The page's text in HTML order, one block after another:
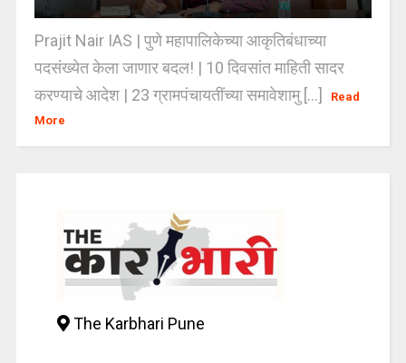
Prajit Nair IAS | पुणे महापालिकेच्या आकृतिबंधाच्या
पदसंख्येत केला जाणार बदल! | 10 दिवसांत माहिती सादर
करण्याचे आदेश | 23 ग्रामपंचायतींच्या समावेशामु [...]
Read
More
The Karbhari Pune